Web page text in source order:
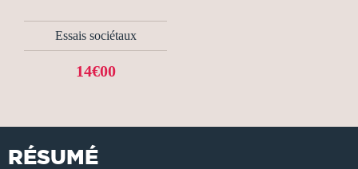
Essais sociétaux
14€00
RÉSUMÉ